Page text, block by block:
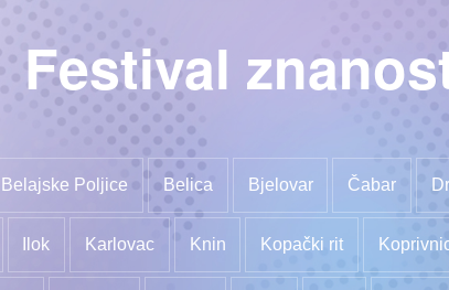
Festival
Belajske Poljice Belica Bjelovar Čabar
Ilok Karlovac Knin Kopački rit